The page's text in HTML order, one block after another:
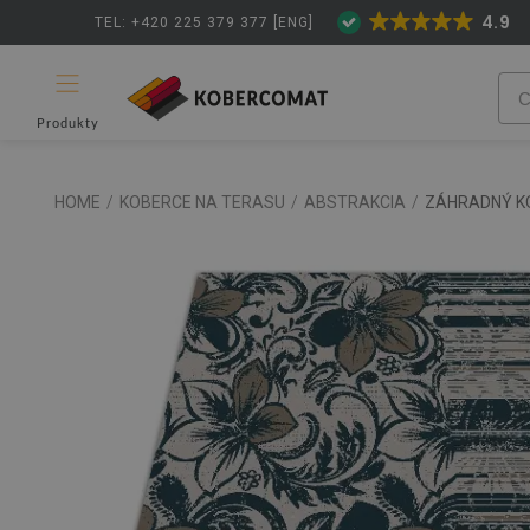
TEL: +420 225 379 377 [ENG] 4.9
Produkty
HOME / KOBERCE NA TERASU / ABSTRAKCIA / ZÁHRADNÝ